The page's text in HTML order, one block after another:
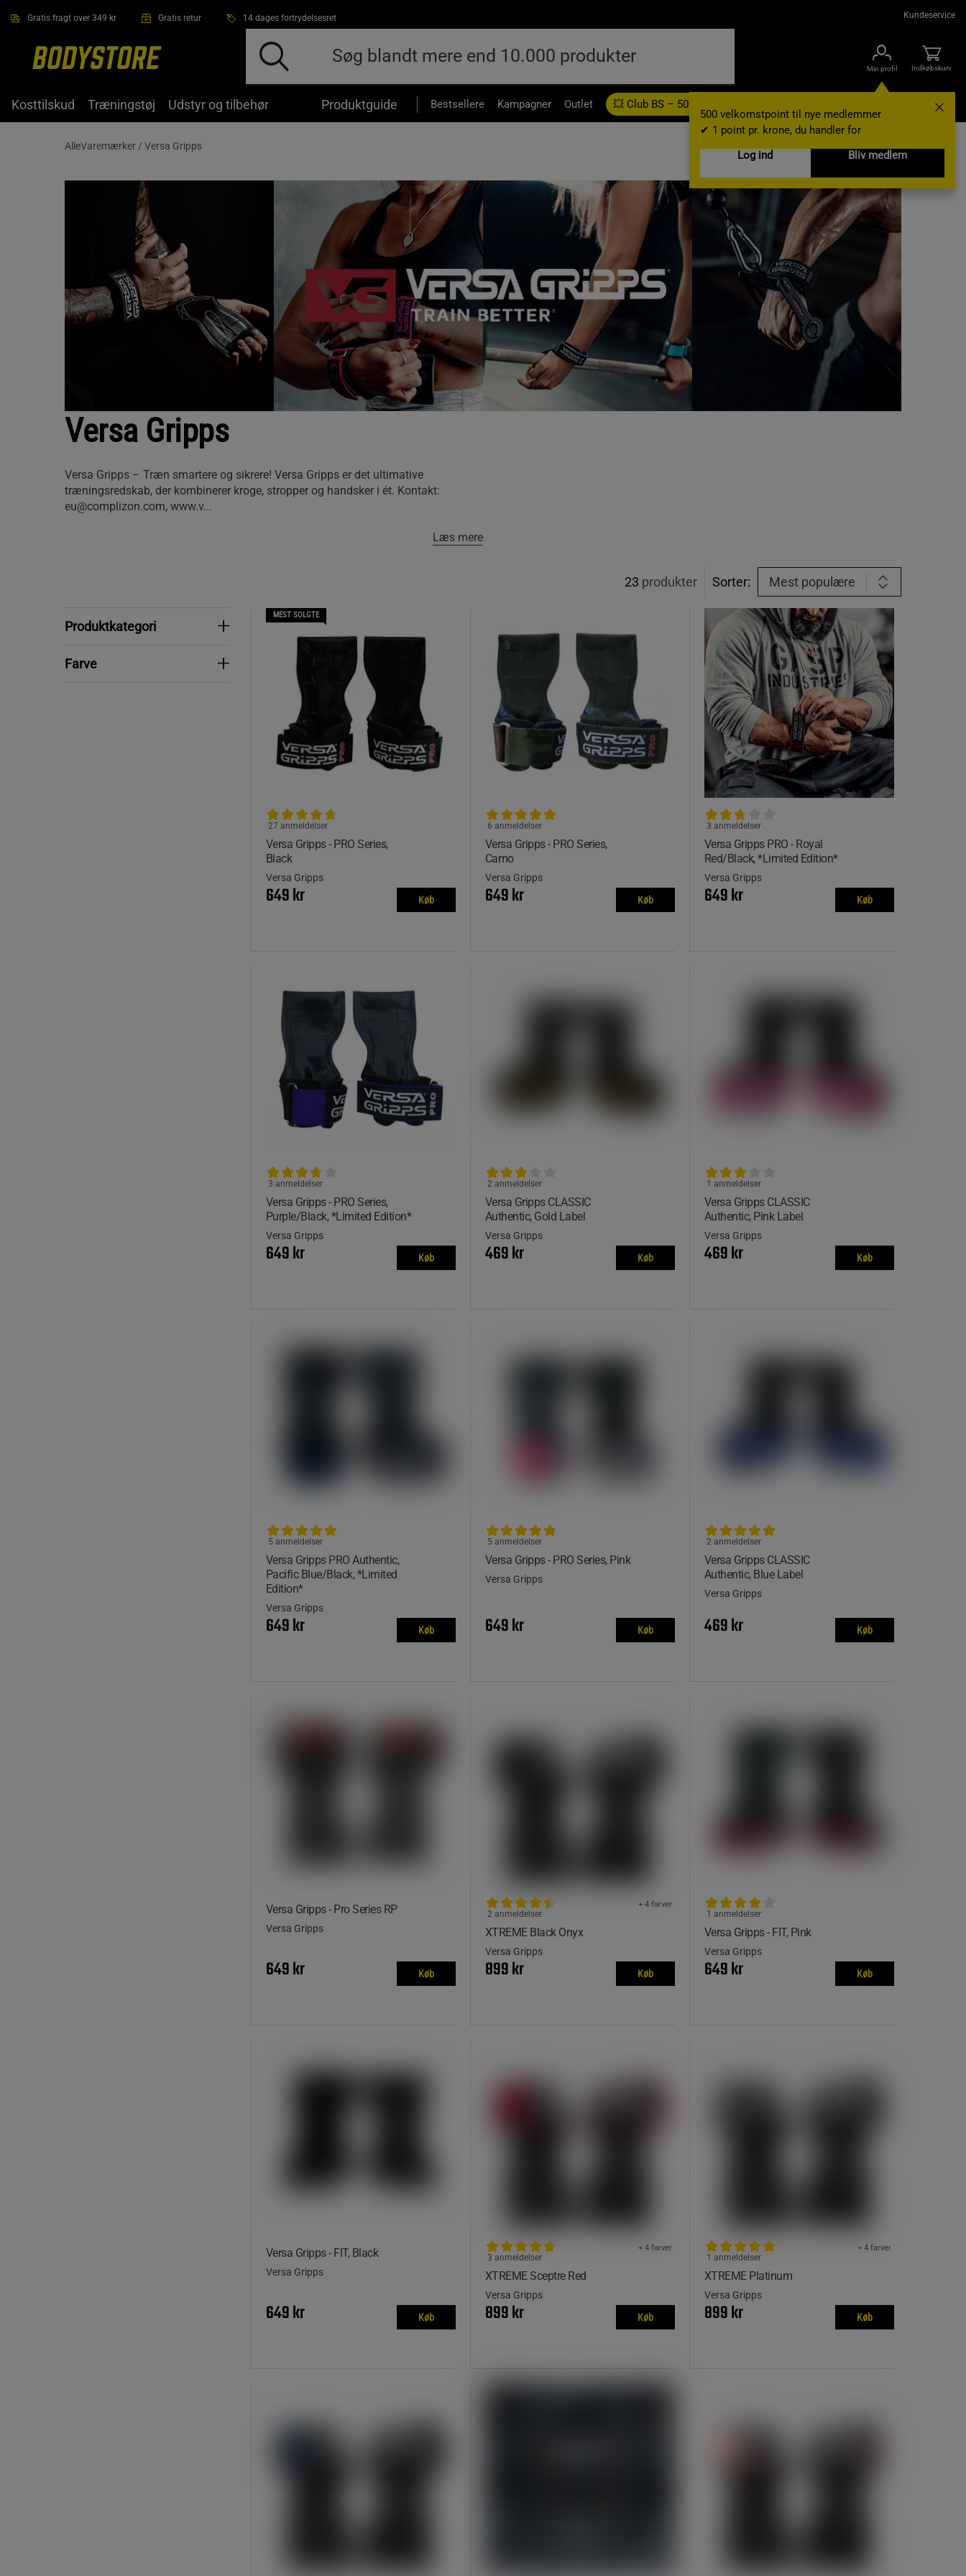
Gratis fragt over 349 kr Gratis retur 14 dages fortrydelsesret Kundeservice
Min profil
500 velkomstpoint til nye medlemmer
✔ 1 point pr. krone, du handler for
Log ind
Bliv medlem
Indkøbskurv
Kosttilskud Træningstøj Udstyr og tilbehør Produktguide Bestsellere Kampagner Outlet 💥 Club BS – 500 velkomstpoint Gavekort
AlleVaremærker / Versa Gripps
Versa Gripps
Versa Gripps – Træn smartere og sikrere! Versa Gripps er det ultimative
træningsredskab, der kombinerer kroge, stropper og handsker i ét. Kontakt:
eu@complizon.com, www.v...
Læs mere
23 produkter Sorter: Mest populære
ProduktkategoriProduktkategori
FarveFarve
MEST SOLGTE
Versa Gripps - PRO Series,
Black
27 anmeldelser
Versa Gripps
649 kr Køb
Versa Gripps - PRO Series,
Camo
6 anmeldelser
Versa Gripps
649 kr Køb
Versa Gripps PRO - Royal
Red/Black, *Limited Edition*
3 anmeldelser
Versa Gripps
649 kr Køb
Versa Gripps - PRO Series,
Purple/Black, *Limited Edition*
3 anmeldelser
Versa Gripps
649 kr Køb
Versa Gripps CLASSIC
Authentic, Gold Label
2 anmeldelser
Versa Gripps
469 kr Køb
Versa Gripps CLASSIC
Authentic, Pink Label
1 anmeldelser
Versa Gripps
469 kr Køb
Versa Gripps PRO Authentic,
Pacific Blue/Black, *Limited
Edition*
5 anmeldelser
Versa Gripps
649 kr Køb
Versa Gripps - PRO Series, Pink
5 anmeldelser
Versa Gripps
649 kr Køb
Versa Gripps CLASSIC
Authentic, Blue Label
2 anmeldelser
Versa Gripps
469 kr Køb
Versa Gripps - Pro Series RP
Versa Gripps
649 kr Køb
XTREME Black Onyx
+ 4 farver
2 anmeldelser
Versa Gripps
899 kr Køb
Versa Gripps - FIT, Pink
1 anmeldelser
Versa Gripps
649 kr Køb
Versa Gripps - FIT, Black
Versa Gripps
649 kr Køb
XTREME Sceptre Red
+ 4 farver
3 anmeldelser
Versa Gripps
899 kr Køb
XTREME Platinum
+ 4 farver
1 anmeldelser
Versa Gripps
899 kr Køb